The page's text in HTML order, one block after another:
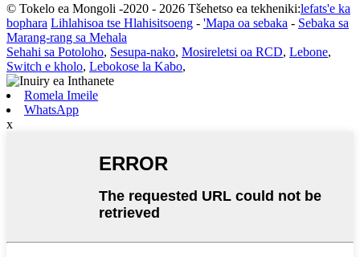
© Tokelo ea Mongoli -2020 - 2026 Tšehetso ea tekheniki:lefats'e ka
bophara Lihlahisoa tse Hlahisitsoeng - 'Mapa oa sebaka - Sebaka sa
Marang-rang sa Mehala
Sehahi sa Potoloho, Sesupa-nako, Mosireletsi oa RCD, Lebone,
Switch e kholo, Lebokose la Kabo,
Romela Imeile
WhatsApp
x